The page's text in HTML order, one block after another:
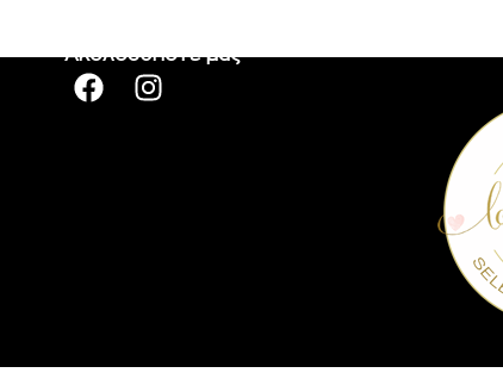
Ακολουθήστε μας